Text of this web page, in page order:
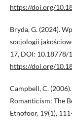
https://doi.org/
Bryda, G. (2024).
socjologii
17, DOI: 10.18778/
https://doi.org/
Campbell, C.
Romanticism: The
Etnofoor, 19(1),